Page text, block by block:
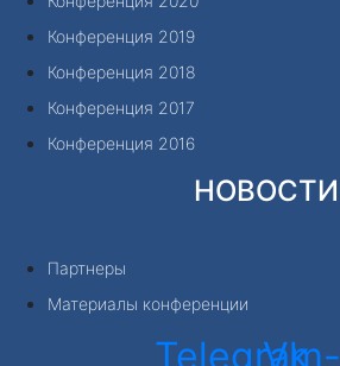
Конференция 2019
Конференция 2018
Конференция 2017
Конференция 2016
НОВОСТИ
Партнеры
Материалы конференции
Telegram-
Vk